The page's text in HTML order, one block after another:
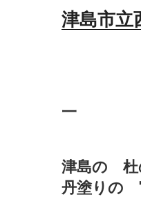
津島市立
一
津島の
丹塗りの